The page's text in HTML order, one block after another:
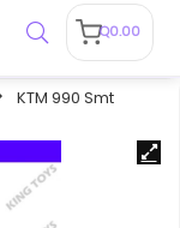
Q0.00
KTM 990 Smt